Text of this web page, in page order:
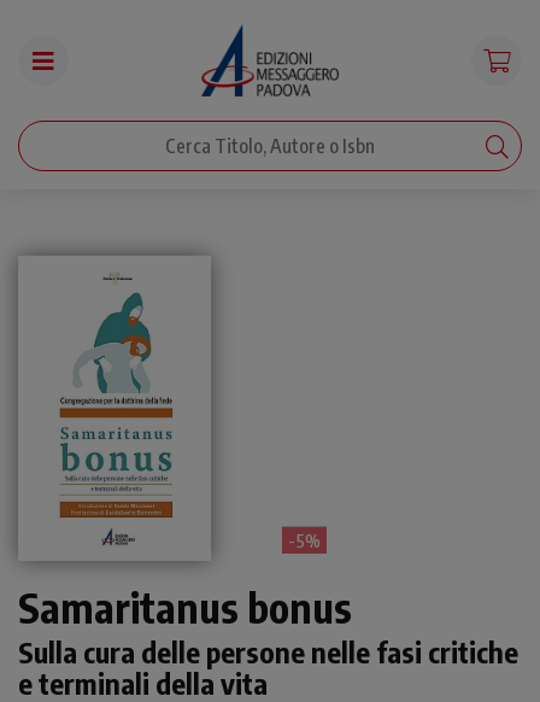
- 5%
Samaritanus bonus
Sulla cura delle persone nelle fasi critiche
e terminali della vita